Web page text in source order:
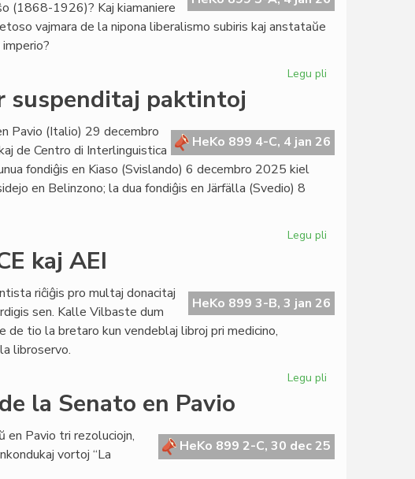
(1868-1926)? Kaj kiamaniere
vajmara de la nipona liberalismo subiris kaj anstataŭe
Legu pli
fondota
suspenditaj paktintoj
HeKo 899 4-C, 4 jan 26
Pavio (Italio) 29 decembro
de Centro di Interlinguistica
fondiĝis en Kiaso (Svislando) 6 decembro 2025 kiel
en Belinzono; la dua fondiĝis en Järfälla (Svedio) 8
Legu pli
kvar
suspenditaj
kaj AEI
HeKo 899 3-B, 3 jan 26
riĉiĝis pro multaj donacitaj
sen. Kalle Vilbaste dum
tio la bretaro kun vendeblaj libroj pri medicino,
libroservo.
Legu pli
KCE
kaj
la Senato en Pavio
HeKo 899 2-C, 30 dec 25
en Pavio tri rezoluciojn,
vortoj “La